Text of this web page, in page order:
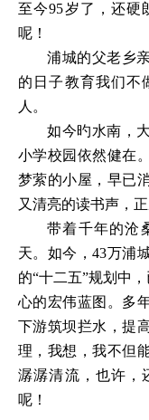
至今95岁了，还硬
呢！
浦城的父老乡
的日子教育我们不
人。
如今旳水南，
小学校园依然健在
梦萦的小屋，早已
又清亮的读书声，
带着千年的沧
天。如今，43万浦
的“十二五”规划中
心的宏伟蓝图。多
下游筑坝拦水，提
理，我想，我不但
潺潺清流，也许，
呢！